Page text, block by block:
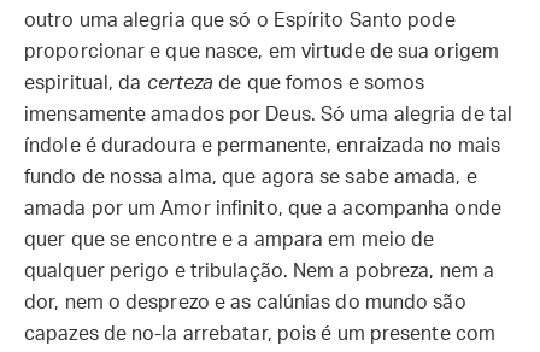
outro uma alegria que só o Espírito Santo pode
proporcionar e que nasce, em virtude de sua origem
espiritual, da certeza de que fomos e somos
imensamente amados por Deus. Só uma alegria de tal
índole é duradoura e permanente, enraizada no mais
fundo de nossa alma, que agora se sabe amada, e
amada por um Amor infinito, que a acompanha onde
quer que se encontre e a ampara em meio de
qualquer perigo e tribulação. Nem a pobreza, nem a
dor, nem o desprezo e as calúnias do mundo são
capazes de no-la arrebatar, pois é um presente com